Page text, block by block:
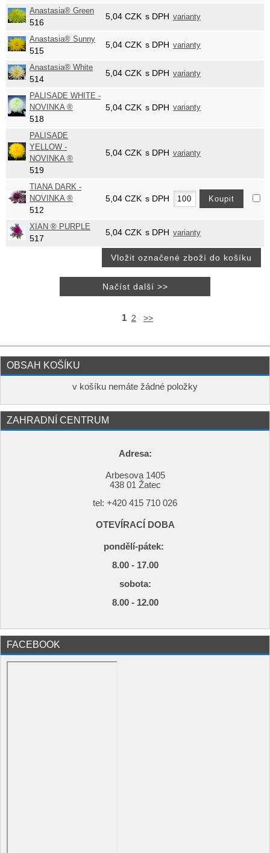
Anastasia® Green
516
5,04 CZK s DPH varianty
Anastasia® Sunny
515
5,04 CZK s DPH varianty
Anastasia® White
514
5,04 CZK s DPH varianty
PALISADE WHITE -
NOVINKA ®
518
5,04 CZK s DPH varianty
PALISADE
YELLOW -
NOVINKA ®
519
5,04 CZK s DPH varianty
TIANA DARK -
NOVINKA ®
512
5,04 CZK s DPH
XIAN ® PURPLE
517
5,04 CZK s DPH varianty
1 2 >>
OBSAH KOŠÍKU
v košíku nemáte žádné položky
ZAHRADNÍ CENTRUM
Adresa:
Arbesova 1405
438 01 Žatec
tel: +420 415 710 026
OTEVÍRACÍ DOBA
pondělí-pátek:
8.00 - 17.00
sobota:
8.00 - 12.00
FACEBOOK